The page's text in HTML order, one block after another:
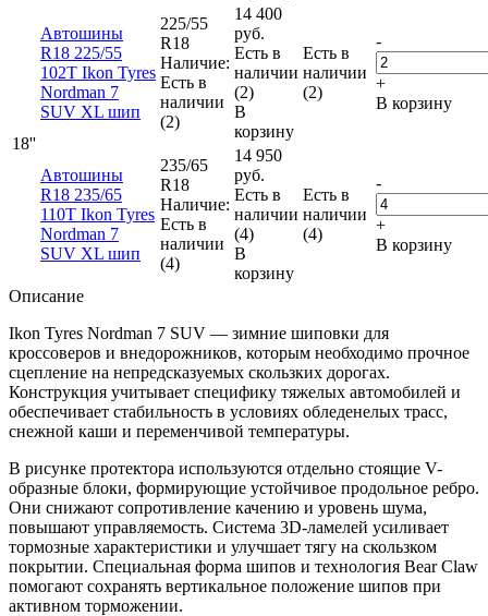
18''
Автошины
R18 225/55
102T Ikon Tyres
Nordman 7
SUV XL шип
225/55
R18
Наличие:
Есть в
наличии
(2)
14 400
руб.
Есть в
наличии
(2)
В
корзину
Есть в
наличии
(2)
-
+
В корзину
Автошины
R18 235/65
110T Ikon Tyres
Nordman 7
SUV XL шип
235/65
R18
Наличие:
Есть в
наличии
(4)
14 950
руб.
Есть в
наличии
(4)
В
корзину
Есть в
наличии
(4)
-
+
В корзину
Описание
Ikon Tyres Nordman 7 SUV — зимние шиповки для
кроссоверов и внедорожников, которым необходимо прочное
сцепление на непредсказуемых скользких дорогах.
Конструкция учитывает специфику тяжелых автомобилей и
обеспечивает стабильность в условиях обледенелых трасс,
снежной каши и переменчивой температуры.
В рисунке протектора используются отдельно стоящие V-
образные блоки, формирующие устойчивое продольное ребро.
Они снижают сопротивление качению и уровень шума,
повышают управляемость. Система 3D-ламелей усиливает
тормозные характеристики и улучшает тягу на скользком
покрытии. Специальная форма шипов и технология Bear Claw
помогают сохранять вертикальное положение шипов при
активном торможении.